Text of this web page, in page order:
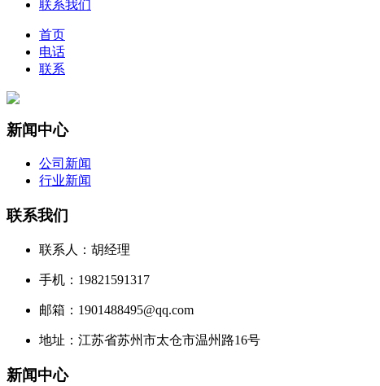
联系我们
首页
电话
联系
新闻中心
公司新闻
行业新闻
联系我们
联系人：胡经理
手机：19821591317
邮箱：1901488495@qq.com
地址：江苏省苏州市太仓市温州路16号
新闻中心